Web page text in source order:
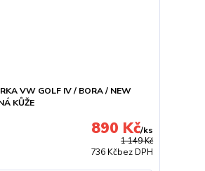
VW GOLF IV / BORA / NEW
KŮŽE
1 149 Kč
890 Kč/ks
736 Kčbez DPH